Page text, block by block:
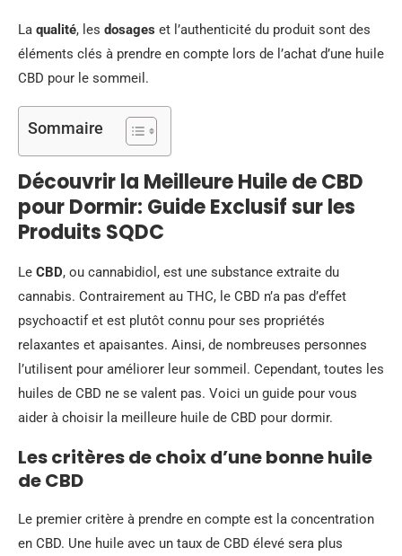
La qualité, les dosages et l’authenticité du produit sont des
éléments clés à prendre en compte lors de l’achat d’une huile
CBD pour le sommeil.
Sommaire
Découvrir la Meilleure Huile de CBD
pour Dormir: Guide Exclusif sur les
Produits SQDC
Le CBD, ou cannabidiol, est une substance extraite du
cannabis. Contrairement au THC, le CBD n’a pas d’effet
psychoactif et est plutôt connu pour ses propriétés
relaxantes et apaisantes. Ainsi, de nombreuses personnes
l’utilisent pour améliorer leur sommeil. Cependant, toutes les
huiles de CBD ne se valent pas. Voici un guide pour vous
aider à choisir la meilleure huile de CBD pour dormir.
Les critères de choix d’une bonne huile
de CBD
Le premier critère à prendre en compte est la concentration
en CBD. Une huile avec un taux de CBD élevé sera plus